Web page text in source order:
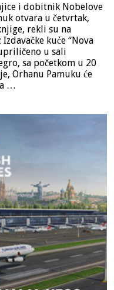
i dobitnik Nobelove
otvara u četvrtak,
rekli su na
kuće “Nova
u sali
sa početkom u 20
Orhanu Pamuku će
…